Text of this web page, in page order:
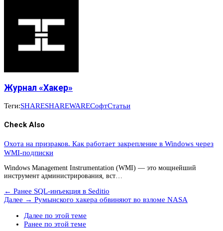
Журнал «Хакер»
Теги:SHARESHAREWAREСофтСтатьи
Check Also
Охота на призраков. Как работает закрепление в Windows через
WMI-подписки
Windows Management Instrumentation (WMI) — это мощнейший
инструмент администрирования, вст…
← Ранее SQL-инъекция в Seditio
Далее → Румынского хакера обвиняют во взломе NASA
Далее по этой теме
Ранее по этой теме